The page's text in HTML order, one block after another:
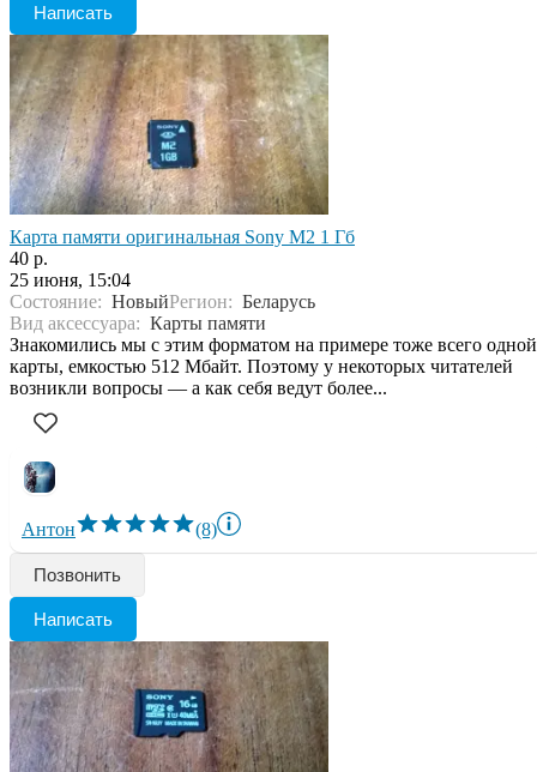
Написать
Карта памяти оригинальная Sony M2 1 Гб
40 р.
25 июня, 15:04
Состояние: НовыйРегион: Беларусь
Вид аксессуара: Карты памяти
Знакомились мы с этим форматом на примере тоже всего одной
карты, емкостью 512 Мбайт. Поэтому у некоторых читателей
возникли вопросы — а как себя ведут более...
Антон (8)
Позвонить
Написать